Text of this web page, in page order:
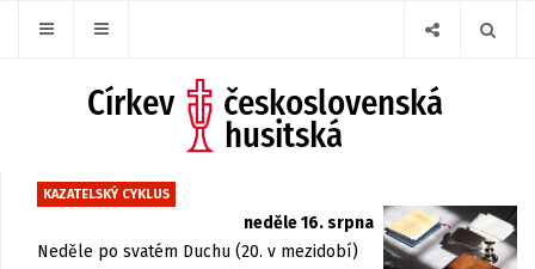
KAZATELSKÝ CYKLUS
neděle 16. srpna
Neděle po svatém Duchu (20. v mezidobí)